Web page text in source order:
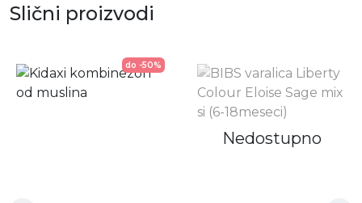
Slični proizvodi
do -50%
Nedostupno